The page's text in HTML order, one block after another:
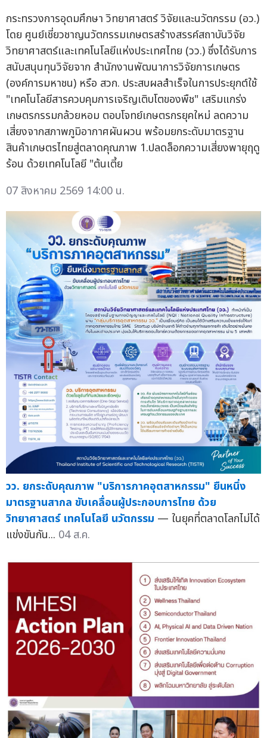
กระทรวงการอุดมศึกษา วิทยาศาสตร์ วิจัยและนวัตกรรม (อว.)
โดย ศูนย์เชี่ยวชาญนวัตกรรมเกษตรสร้างสรรค์สถาบันวิจัย
วิทยาศาสตร์และเทคโนโลยีแห่งประเทศไทย (วว.) ซึ่งได้รับการ
สนับสนุนทุนวิจัยจาก สำนักงานพัฒนาการวิจัยการเกษตร
(องค์การมหาชน) หรือ สวก. ประสบผลสำเร็จในการประยุกต์ใช้
"เทคโนโลยีสารควบคุมการเจริญเติบโตของพืช" เสริมแกร่ง
เกษตรกรรมกล้วยหอม ตอบโจทย์เกษตรกรยุคใหม่ ลดความ
เสี่ยงจากสภาพภูมิอากาศผันผวน พร้อมยกระดับมาตรฐาน
สินค้าเกษตรไทยสู่ตลาดคุณภาพ 1.ปลดล็อกความเสี่ยงพายุฤดู
ร้อน ด้วยเทคโนโลยี "ต้นเตี้ย
07 สิงหาคม 2569 14:00 น.
วว. ยกระดับคุณภาพ "บริการภาคอุตสาหกรรม" ยืนหนึ่ง
มาตรฐานสากล ขับเคลื่อนผู้ประกอบการไทย ด้วย
วิทยาศาสตร์ เทคโนโลยี นวัตกรรม — ในยุคที่ตลาดโลกไม่ได้
แข่งขันกัน... 04 ส.ค.